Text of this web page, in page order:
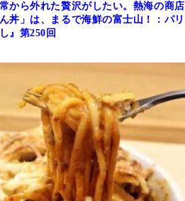
から外れた贅沢がしたい。熱海の商店
丼」は、まるで海鮮の富士山！：パリ
』第250回